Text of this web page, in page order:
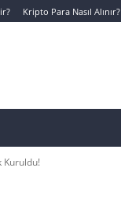
Kripto Para Nasıl Alınır?
Kuruldu!